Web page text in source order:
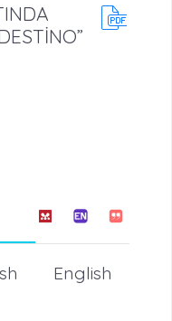
English